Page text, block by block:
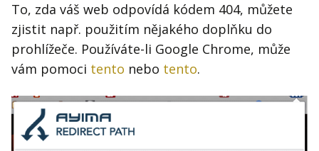
To, zda váš web odpovídá kódem 404, můžete
zjistit např. použitím nějakého doplňku do
prohlížeče. Používáte-li Google Chrome, může
vám pomoci tento nebo tento.